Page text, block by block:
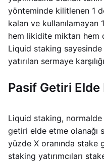
yönteminde kilitlenen 1
kalan ve kullanılamayan
hem likidite miktarı hem
Liquid staking
yatırılan sermaye
Pasif Getiri Elde
Liquid staking,
getiri elde etme olanağı
yüzde X oranında stake
staking yatırımcıları